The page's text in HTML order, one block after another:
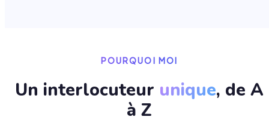
POURQUOI MOI
Un interlocuteur unique, de A
à Z